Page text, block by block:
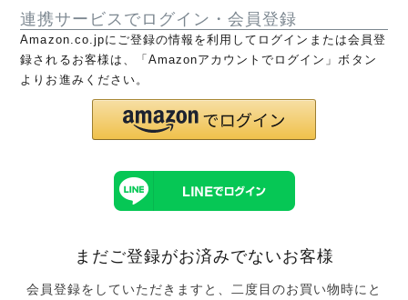
連携サービスでログイン・会員登録
Amazon.co.jpにご登録の情報を利用してログインまたは会員登
録されるお客様は、「Amazonアカウントでログイン」ボタン
よりお進みください。
まだご登録がお済みでないお客様
会員登録をしていただきますと、二度目のお買い物時にと